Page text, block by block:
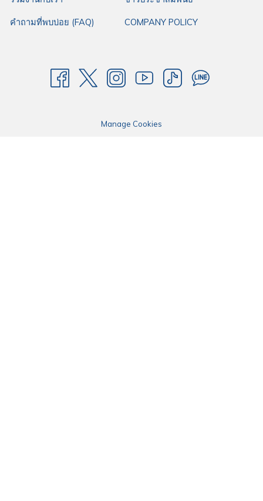
คำถามที่พบบ่อย (FAQ) COMPANY POLICY
Manage Cookies